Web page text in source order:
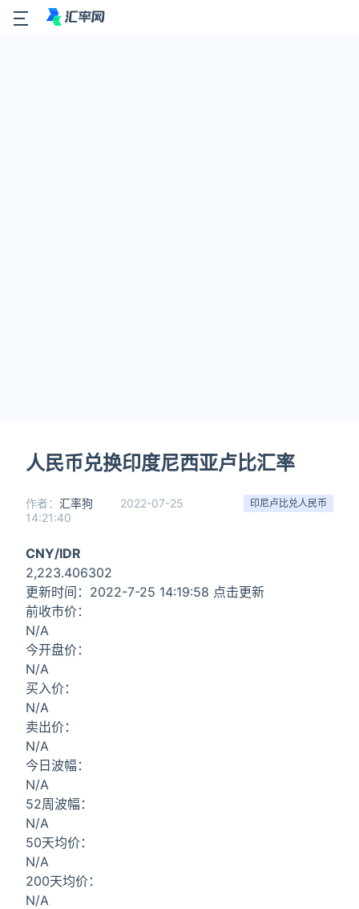
人民币兑换印度尼西亚卢比汇率
印尼卢比兑人民币
作者： 汇率狗
2022-07-25
14:21:40
CNY/IDR
2,223.406302
更新时间：2022-7-25 14:19:58 点击更新
前收市价：
N/A
今开盘价：
N/A
买入价：
N/A
卖出价：
N/A
今日波幅：
N/A
52周波幅：
N/A
50天均价：
N/A
200天均价：
N/A